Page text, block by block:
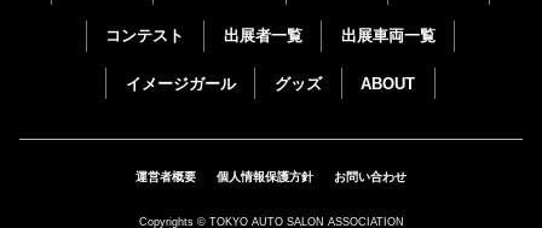
コンテスト 出展者一覧 出展車両一覧
イメージガール グッズ ABOUT
運営者概要 個人情報保護方針 お問い合わせ
Copyrights © TOKYO AUTO SALON ASSOCIATION